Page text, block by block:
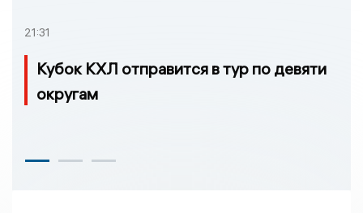
21:31
Кубок КХЛ отправится в тур по девяти
округам